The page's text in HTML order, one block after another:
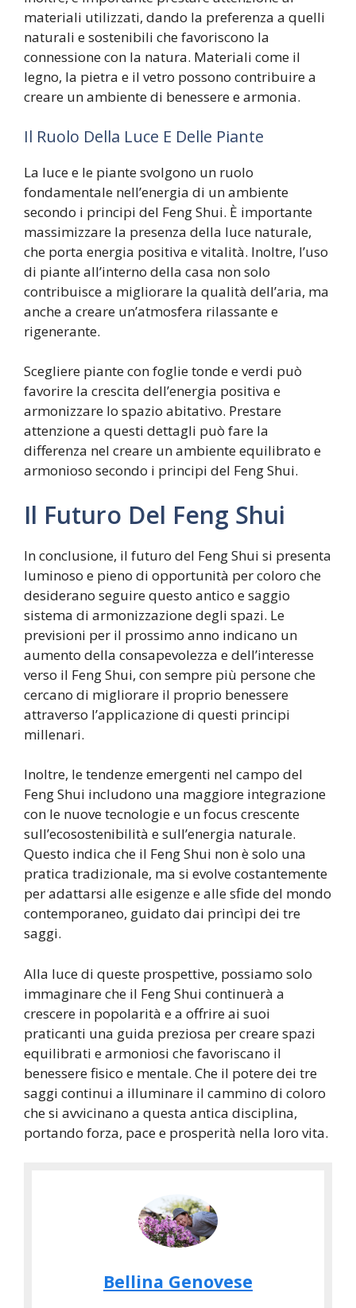
materiali utilizzati, dando la preferenza a quelli
naturali e sostenibili che favoriscono la
connessione con la natura. Materiali come il
legno, la pietra e il vetro possono contribuire a
creare un ambiente di benessere e armonia.
Il Ruolo Della Luce E Delle Piante
La luce e le piante svolgono un ruolo
fondamentale nell’energia di un ambiente
secondo i principi del Feng Shui. È importante
massimizzare la presenza della luce naturale,
che porta energia positiva e vitalità. Inoltre, l’uso
di piante all’interno della casa non solo
contribuisce a migliorare la qualità dell’aria, ma
anche a creare un’atmosfera rilassante e
rigenerante.
Scegliere piante con foglie tonde e verdi può
favorire la crescita dell’energia positiva e
armonizzare lo spazio abitativo. Prestare
attenzione a questi dettagli può fare la
differenza nel creare un ambiente equilibrato e
armonioso secondo i principi del Feng Shui.
Il Futuro Del Feng Shui
In conclusione, il futuro del Feng Shui si presenta
luminoso e pieno di opportunità per coloro che
desiderano seguire questo antico e saggio
sistema di armonizzazione degli spazi. Le
previsioni per il prossimo anno indicano un
aumento della consapevolezza e dell’interesse
verso il Feng Shui, con sempre più persone che
cercano di migliorare il proprio benessere
attraverso l’applicazione di questi principi
millenari.
Inoltre, le tendenze emergenti nel campo del
Feng Shui includono una maggiore integrazione
con le nuove tecnologie e un focus crescente
sull’ecosostenibilità e sull’energia naturale.
Questo indica che il Feng Shui non è solo una
pratica tradizionale, ma si evolve costantemente
per adattarsi alle esigenze e alle sfide del mondo
contemporaneo, guidato dai princìpi dei tre
saggi.
Alla luce di queste prospettive, possiamo solo
immaginare che il Feng Shui continuerà a
crescere in popolarità e a offrire ai suoi
praticanti una guida preziosa per creare spazi
equilibrati e armoniosi che favoriscano il
benessere fisico e mentale. Che il potere dei tre
saggi continui a illuminare il cammino di coloro
che si avvicinano a questa antica disciplina,
portando forza, pace e prosperità nella loro vita.
Bellina Genovese